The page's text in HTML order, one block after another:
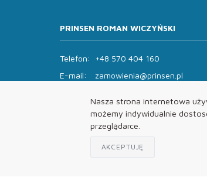
Nasza strona internetowa
możemy indywidualnie
przeglądarce.
AKCEPTUJĘ
PRINSEN ROMAN WICZYŃSKI
Telefon:
+48 570 404 160
E-mail:
zamowienia@prinsen.pl
Pon - Pt: 8:00 - 14:00 Sob: zamknięte